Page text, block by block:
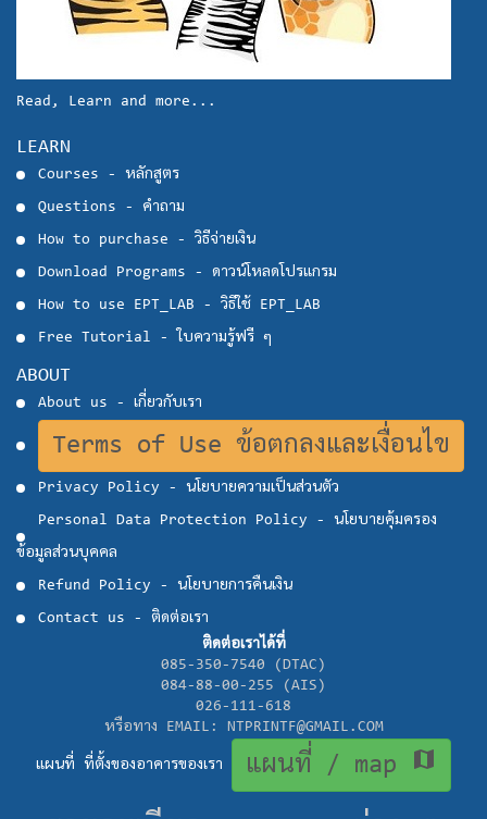
Read, Learn and more...
LEARN
Courses - หลักสูตร
Questions - คำถาม
How to purchase - วิธีจ่ายเงิน
Download Programs - ดาวน์โหลดโปรแกรม
How to use EPT_LAB - วิธีใช้ EPT_LAB
Free Tutorial - ใบความรู้ฟรี ๆ
ABOUT
About us - เกี่ยวกับเรา
Terms of Use ข้อตกลงและเงื่อนไข
Privacy Policy - นโยบายความเป็นส่วนตัว
Personal Data Protection Policy - นโยบายคุ้มครอง
ข้อมูลส่วนบุคคล
Refund Policy - นโยบายการคืนเงิน
Contact us - ติดต่อเรา
ติดต่อเราได้ที่
085-350-7540 (DTAC)
084-88-00-255 (AIS)
026-111-618
หรือทาง EMAIL: NTPRINTF@GMAIL.COM
แผนที่ ที่ตั้งของอาคารของเรา แผนที่ / map map